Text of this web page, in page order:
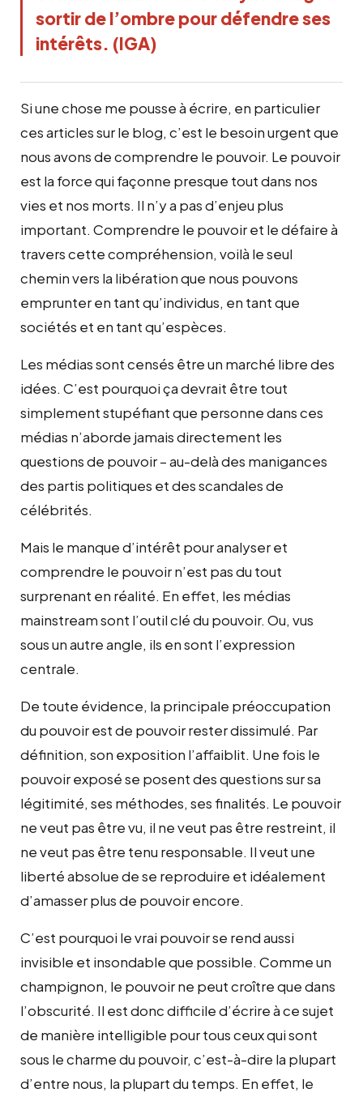
sortir de l’ombre pour défendre ses
intérêts. (IGA)
Si une chose me pousse à écrire, en particulier
ces articles sur le blog, c’est le besoin urgent que
nous avons de comprendre le pouvoir. Le pouvoir
est la force qui façonne presque tout dans nos
vies et nos morts. Il n’y a pas d’enjeu plus
important. Comprendre le pouvoir et le défaire à
travers cette compréhension, voilà le seul
chemin vers la libération que nous pouvons
emprunter en tant qu’individus, en tant que
sociétés et en tant qu’espèces.
Les médias sont censés être un marché libre des
idées. C’est pourquoi ça devrait être tout
simplement stupéfiant que personne dans ces
médias n’aborde jamais directement les
questions de pouvoir – au-delà des manigances
des partis politiques et des scandales de
célébrités.
Mais le manque d’intérêt pour analyser et
comprendre le pouvoir n’est pas du tout
surprenant en réalité. En effet, les médias
mainstream sont l’outil clé du pouvoir. Ou, vus
sous un autre angle, ils en sont l’expression
centrale.
De toute évidence, la principale préoccupation
du pouvoir est de pouvoir rester dissimulé. Par
définition, son exposition l’affaiblit. Une fois le
pouvoir exposé se posent des questions sur sa
légitimité, ses méthodes, ses finalités. Le pouvoir
ne veut pas être vu, il ne veut pas être restreint, il
ne veut pas être tenu responsable. Il veut une
liberté absolue de se reproduire et idéalement
d’amasser plus de pouvoir encore.
C’est pourquoi le vrai pouvoir se rend aussi
invisible et insondable que possible. Comme un
champignon, le pouvoir ne peut croître que dans
l’obscurité. Il est donc difficile d’écrire à ce sujet
de manière intelligible pour tous ceux qui sont
sous le charme du pouvoir, c’est-à-dire la plupart
d’entre nous, la plupart du temps. En effet, le